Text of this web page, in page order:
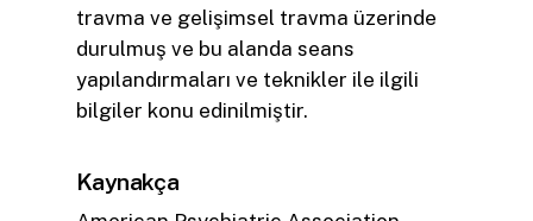
travma ve gelişimsel travma üzerinde
durulmuş ve bu alanda seans
yapılandırmaları ve teknikler ile ilgili
bilgiler konu edinilmiştir.
Kaynakça